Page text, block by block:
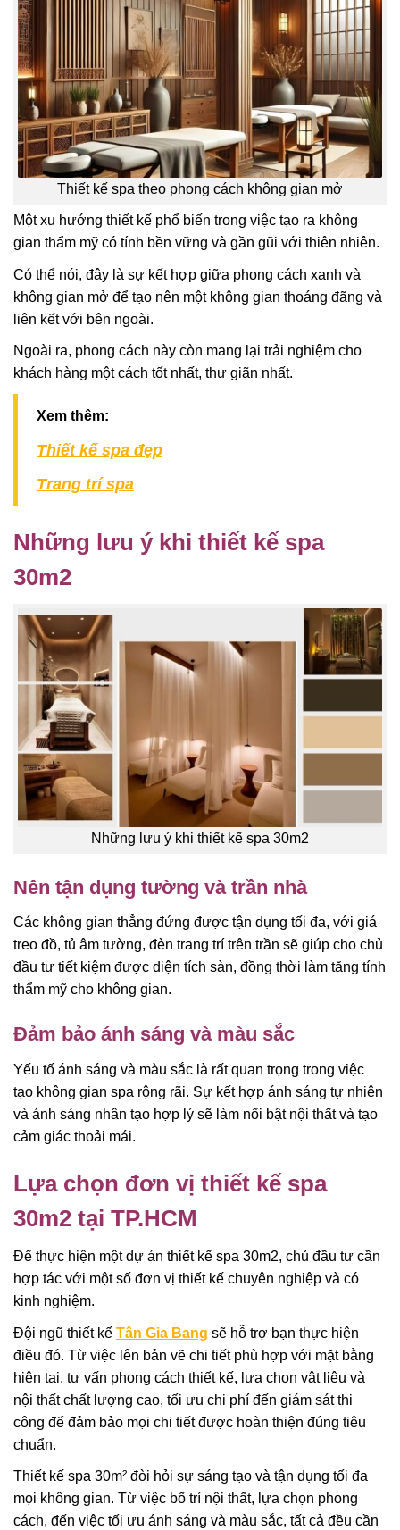
Thiết kế spa theo phong cách không gian mở
Một xu hướng thiết kế phổ biến trong việc tạo ra không
gian thẩm mỹ có tính bền vững và gần gũi với thiên nhiên.
Có thể nói, đây là sự kết hợp giữa phong cách xanh và
không gian mở để tạo nên một không gian thoáng đãng và
liên kết với bên ngoài.
Ngoài ra, phong cách này còn mang lại trải nghiệm cho
khách hàng một cách tốt nhất, thư giãn nhất.
Xem thêm:
Thiết kế spa đẹp
Trang trí spa
Những lưu ý khi thiết kế spa
30m2
Những lưu ý khi thiết kế spa 30m2
Nên tận dụng tường và trần nhà
Các không gian thẳng đứng được tận dụng tối đa, với giá
treo đồ, tủ âm tường, đèn trang trí trên trần sẽ giúp cho chủ
đầu tư tiết kiệm được diện tích sàn, đồng thời làm tăng tính
thẩm mỹ cho không gian.
Đảm bảo ánh sáng và màu sắc
Yếu tố ánh sáng và màu sắc là rất quan trọng trong việc
tạo không gian spa rộng rãi. Sự kết hợp ánh sáng tự nhiên
và ánh sáng nhân tạo hợp lý sẽ làm nổi bật nội thất và tạo
cảm giác thoải mái.
Lựa chọn đơn vị thiết kế spa
30m2 tại TP.HCM
Để thực hiện một dự án thiết kế spa 30m2, chủ đầu tư cần
hợp tác với một số đơn vị thiết kế chuyên nghiệp và có
kinh nghiệm.
Đội ngũ thiết kế Tân Gia Bang sẽ hỗ trợ bạn thực hiện
điều đó. Từ việc lên bản vẽ chi tiết phù hợp với mặt bằng
hiện tại, tư vấn phong cách thiết kế, lựa chọn vật liệu và
nội thất chất lượng cao, tối ưu chi phí đến giám sát thi
công để đảm bảo mọi chi tiết được hoàn thiện đúng tiêu
chuẩn.
Thiết kế spa 30m² đòi hỏi sự sáng tạo và tận dụng tối đa
mọi không gian. Từ việc bố trí nội thất, lựa chọn phong
cách, đến việc tối ưu ánh sáng và màu sắc, tất cả đều cần